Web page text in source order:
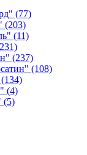
(77)
(203)
(11)
(237)
(108)
(134)
(4)
(5)